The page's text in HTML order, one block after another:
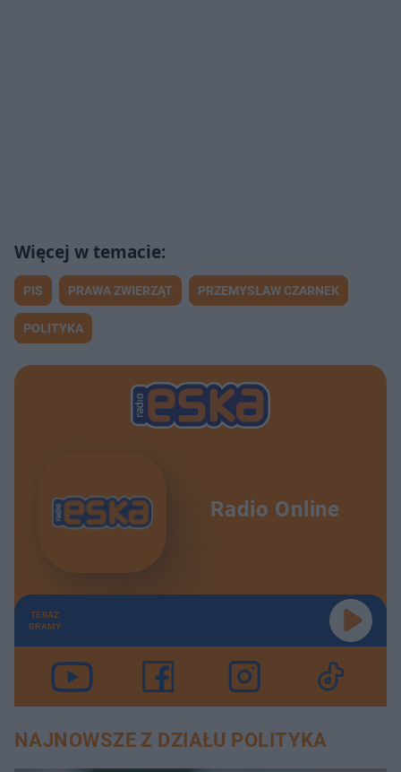
PIS PRAWA ZWIERZĄT PRZEMYSŁAW CZARNEK
POLITYKA
Radio Online
TERAZ
GRAMY
NAJNOWSZE Z DZIAŁU POLITYKA